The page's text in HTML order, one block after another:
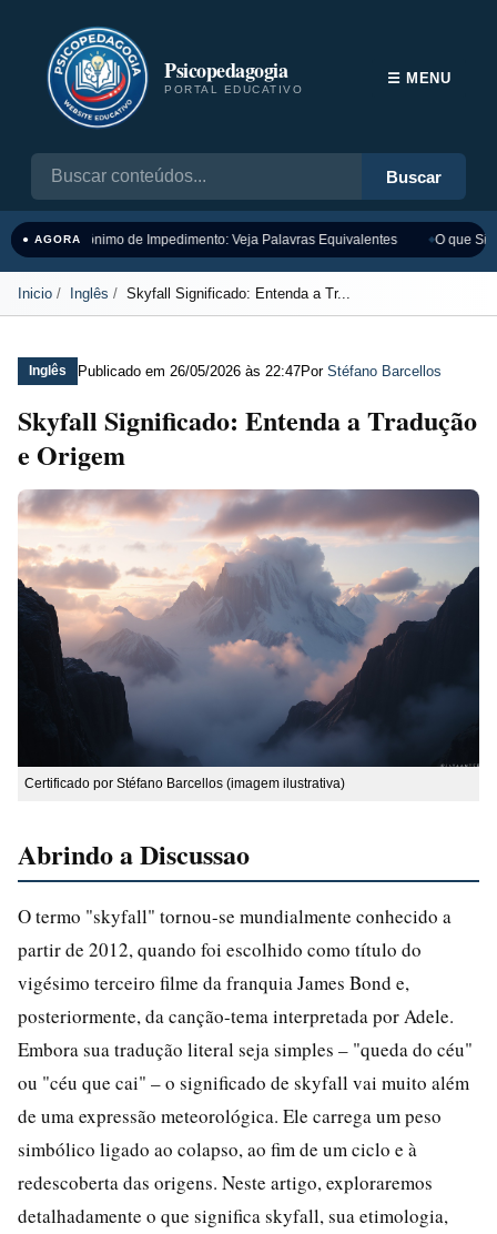
Psicopedagogia
PORTAL EDUCATIVO
Buscar
☰ MENU
● AGORASinônimo de Impedimento: Veja Palavras Equivalentes O que
Inicio Inglês Skyfall Significado: Entenda a Tr...
Inglês Publicado em 26/05/2026 às 22:47Por Stéfano Barcellos
Skyfall Significado: Entenda a Tradução
e Origem
Certificado por Stéfano Barcellos (imagem ilustrativa)
Abrindo a Discussao
O termo "skyfall" tornou-se mundialmente conhecido a
partir de 2012, quando foi escolhido como título do
vigésimo terceiro filme da franquia James Bond e,
posteriormente, da canção-tema interpretada por Adele.
Embora sua tradução literal seja simples – "queda do céu"
ou "céu que cai" – o significado de skyfall vai muito além
de uma expressão meteorológica. Ele carrega um peso
simbólico ligado ao colapso, ao fim de um ciclo e à
redescoberta das origens. Neste artigo, exploraremos
detalhadamente o que significa skyfall, sua etimologia,